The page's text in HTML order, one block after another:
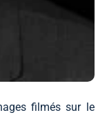
filmés sur le